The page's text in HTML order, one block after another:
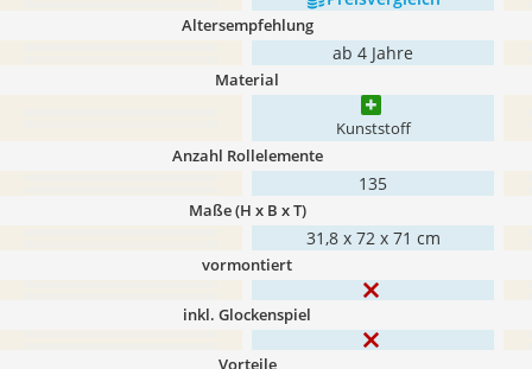
Altersempfehlung
ab 4 Jahre
Material
Kunststoff
Anzahl Rollelemente
135
Maße (H x B x T)
31,8 x 72 x 71 cm
vormontiert
inkl. Glockenspiel
Vorteile